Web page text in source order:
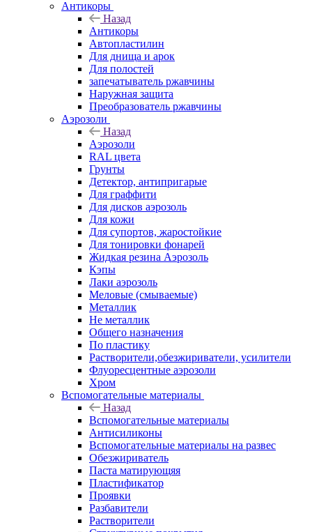
Антикоры
Назад
Антикоры
Автопластилин
Для днища и арок
Для полостей
запечатыватель ржавчины
Наружная защита
Преобразователь ржавчины
Аэрозоли
Назад
Аэрозоли
RAL цвета
Грунты
Детектор, антипригарые
Для граффити
Для дисков аэрозоль
Для кожи
Для супортов, жаростойкие
Для тонировки фонарей
Жидкая резина Аэрозоль
Кэпы
Лаки аэрозоль
Меловые (смываемые)
Металлик
Не металлик
Общего назначения
По пластику
Растворители,обезжириватели, усилители
Флуоресцентные аэрозоли
Хром
Вспомогательные материалы
Назад
Вспомогательные материалы
Антисиликоны
Вспомогательные материалы на развес
Обезжириватель
Паста матирующяя
Пластификатор
Проявки
Разбавители
Растворители